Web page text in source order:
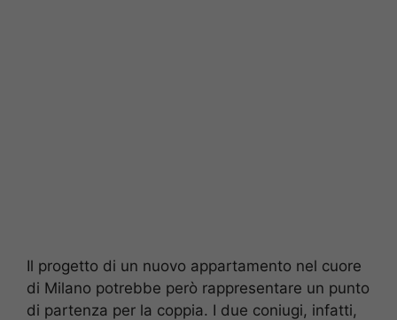
Il progetto di un nuovo appartamento nel cuore
di Milano potrebbe però rappresentare un punto
di partenza per la coppia. I due coniugi, infatti,